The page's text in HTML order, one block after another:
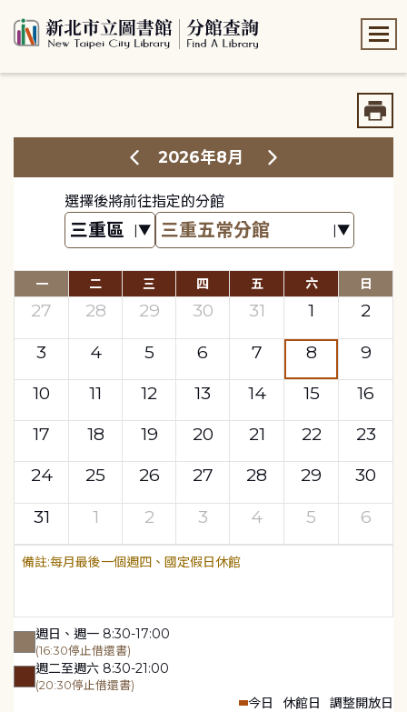
2026年8月
選擇後將前往指定的分館
一 二 三 四 五 六 日
27 28 29 30 31 1
2
3
4 5 6 7 8
9
10
11 12 13 14 15
16
17
18 19 20 21 22
23
24
25 26 27 28 29
30
31
1 2 3 4 5 6
每月最後一個週四、國定假日休館
週日、週一 8:30-17:00
(16:30停止借還書)
週二至週六 8:30-21:00
(20:30停止借還書)
今日 休館日 調整開放日